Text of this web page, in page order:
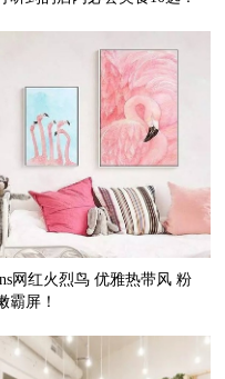
网红火烈鸟 优雅热带风 粉
霸屏！